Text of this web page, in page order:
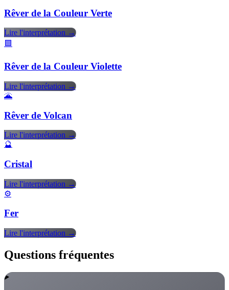
Rêver de la Couleur Verte
Lire l'interprétation →
🟪
Rêver de la Couleur Violette
Lire l'interprétation →
🌋
Rêver de Volcan
Lire l'interprétation →
🔮
Cristal
Lire l'interprétation →
⚙️
Fer
Lire l'interprétation →
Questions fréquentes